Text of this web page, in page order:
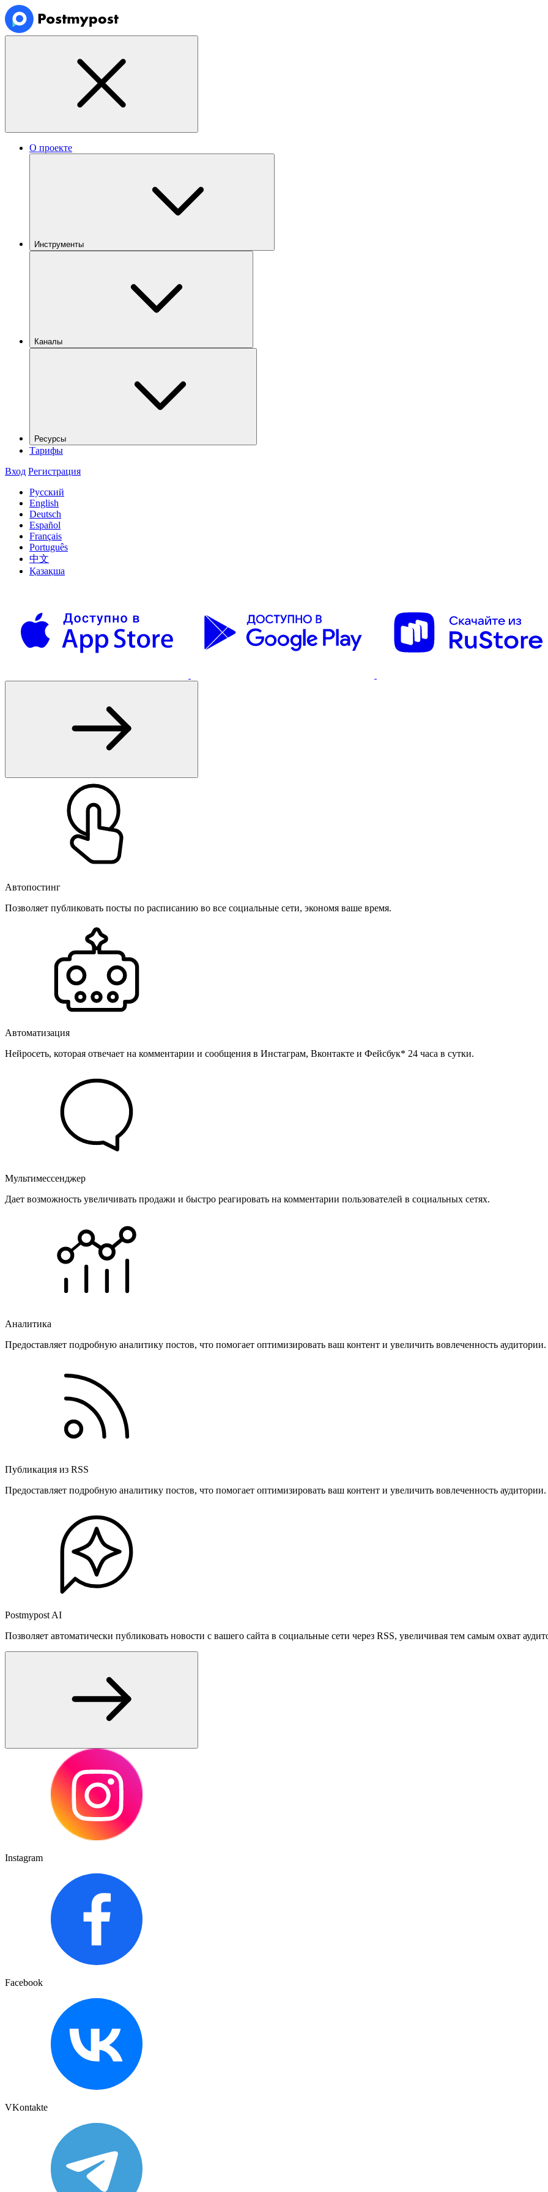
О проекте
Инструменты
Каналы
Ресурсы
Тарифы
Вход Регистрация
Русский
English
Deutsch
Español
Français
Português
中文
Қазақша
Автопостинг
Позволяет публиковать посты по расписанию во все социальные сети, экономя ваше время.
Автоматизация
Нейросеть, которая отвечает на комментарии и сообщения в Инстаграм, Вконтакте и Фейсбук* 24 часа в сутки.
Мультимессенджер
Дает возможность увеличивать продажи и быстро реагировать на комментарии пользователей в социальных сетях.
Аналитика
Предоставляет подробную аналитику постов, что помогает оптимизировать ваш контент и увеличить вовлеченность аудитории.
Публикация из RSS
Предоставляет подробную аналитику постов, что помогает оптимизировать ваш контент и увеличить вовлеченность аудитории.
Postmypost AI
Позволяет автоматически публиковать новости с вашего сайта в социальные сети через RSS, увеличивая тем самым охват
Instagram
Facebook
VKontakte